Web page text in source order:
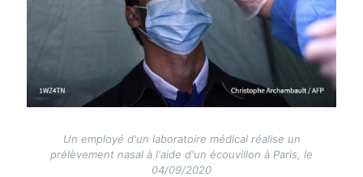
Un employé d'un laboratoire médical réalise un
prélèvement nasal à l'aide d'un écouvillon à Paris, le
04/09/2020